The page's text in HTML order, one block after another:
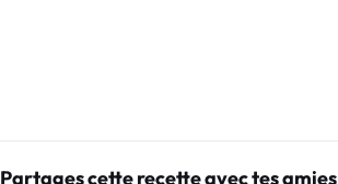
Partages cette recette avec tes amies